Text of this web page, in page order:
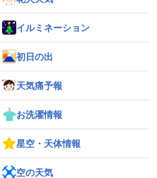
イルミネーション
初日の出
天気痛予報
お洗濯情報
星空・天体情報
空の天気